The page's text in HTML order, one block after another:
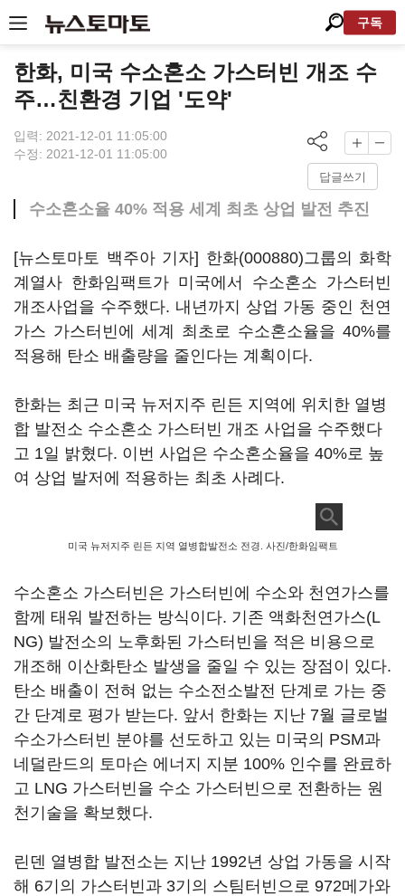
구독
한화, 미국 수소혼소 가스터빈 개조 수
주…친환경 기업 '도약'
입력: 2021-12-01 11:05:00
수정: 2021-12-01 11:05:00
답글쓰기
수소혼소율 40% 적용 세계 최초 상업 발전 추진
[뉴스토마토 백주아 기자] 한화(000880)그룹의 화학
계열사 한화임팩트가 미국에서 수소혼소 가스터빈
개조사업을 수주했다. 내년까지 상업 가동 중인 천연
가스 가스터빈에 세계 최초로 수소혼소율을 40%를
적용해 탄소 배출량을 줄인다는 계획이다.
한화는 최근 미국 뉴저지주 린든 지역에 위치한 열병
합 발전소 수소혼소 가스터빈 개조 사업을 수주했다
고 1일 밝혔다. 이번 사업은 수소혼소율을 40%로 높
여 상업 발저에 적용하는 최초 사례다.
미국 뉴저지주 린든 지역 열병합발전소 전경. 사진/한화임팩트
수소혼소 가스터빈은 가스터빈에 수소와 천연가스를
함께 태워 발전하는 방식이다. 기존 액화천연가스(L
NG) 발전소의 노후화된 가스터빈을 적은 비용으로
개조해 이산화탄소 발생을 줄일 수 있는 장점이 있다.
탄소 배출이 전혀 없는 수소전소발전 단계로 가는 중
간 단계로 평가 받는다. 앞서 한화는 지난 7월 글로벌
수소가스터빈 분야를 선도하고 있는 미국의 PSM과
네덜란드의 토마슨 에너지 지분 100% 인수를 완료하
고 LNG 가스터빈을 수소 가스터빈으로 전환하는 원
천기술을 확보했다.
린덴 열병합 발전소는 지난 1992년 상업 가동을 시작
해 6기의 가스터빈과 3기의 스팀터빈으로 972메가와